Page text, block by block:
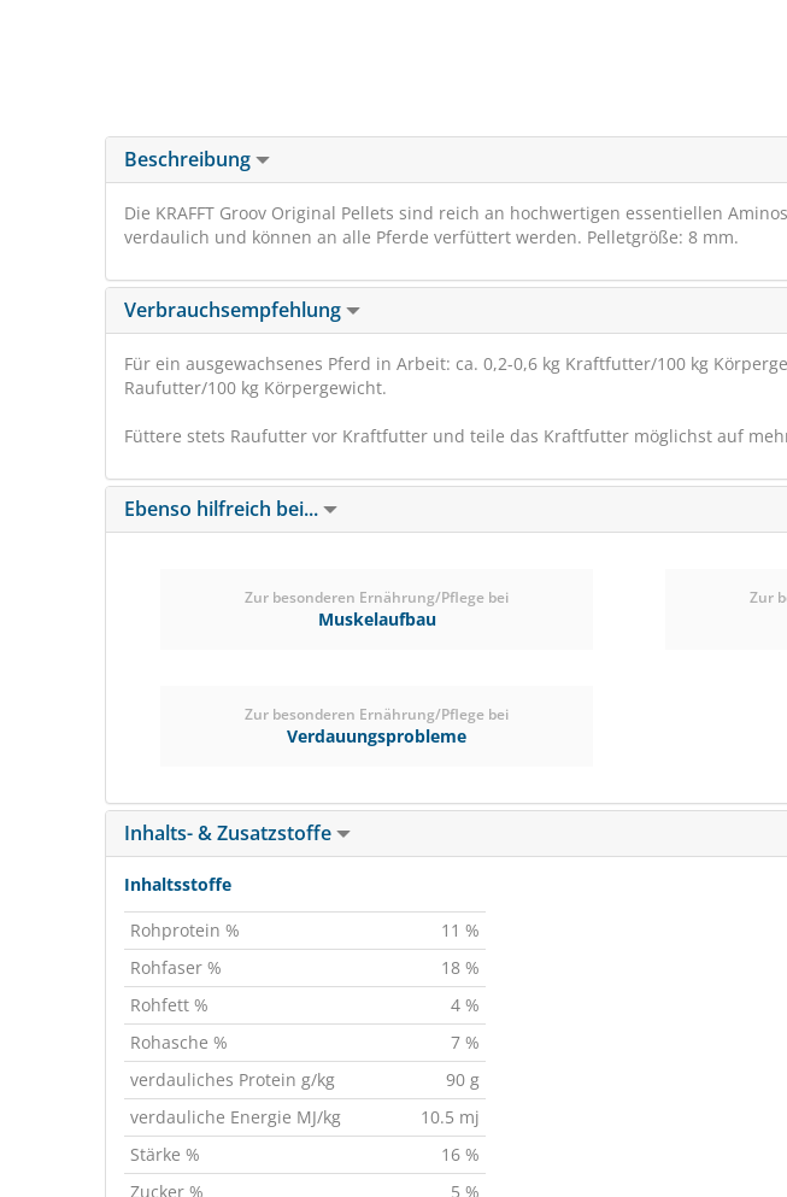
Beschreibung
Die KRAFFT Groov Original Pellets sind reich an hochwertigen essentiellen
verdaulich und können an alle Pferde verfüttert werden. Pelletgröße: 8 mm.
Verbrauchsempfehlung
Für ein ausgewachsenes Pferd in Arbeit: ca. 0,2-0,6 kg Kraftfutter/100 kg
Raufutter/100 kg Körpergewicht.
Füttere stets Raufutter vor Kraftfutter und teile das Kraftfutter möglichst auf
Ebenso hilfreich bei...
Zur besonderen Ernährung/Pflege bei
Muskelaufbau
Zur
Zur besonderen Ernährung/Pflege bei
Verdauungsprobleme
Inhalts- & Zusatzstoffe
Inhaltsstoffe
Rohprotein %
11 %
Rohfaser %
18 %
Rohfett %
4 %
Rohasche %
7 %
verdauliches Protein g/kg
90 g
verdauliche Energie MJ/kg
10.5 mj
Stärke %
16 %
Zucker %
5 %